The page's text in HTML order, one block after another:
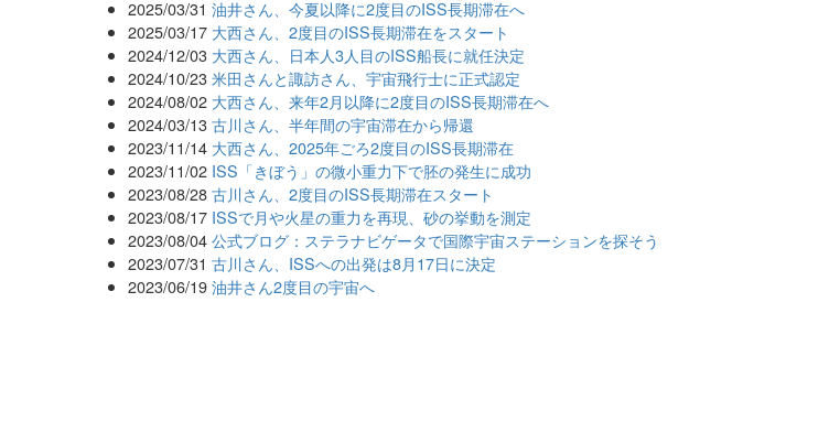
2025/03/31 油井さん、今夏以降に2度目のISS長期滞在へ
2025/03/17 大西さん、2度目のISS長期滞在をスタート
2024/12/03 大西さん、日本人3人目のISS船長に就任決定
2024/10/23 米田さんと諏訪さん、宇宙飛行士に正式認定
2024/08/02 大西さん、来年2月以降に2度目のISS長期滞在へ
2024/03/13 古川さん、半年間の宇宙滞在から帰還
2023/11/14 大西さん、2025年ごろ2度目のISS長期滞在
2023/11/02 ISS「きぼう」の微小重力下で胚の発生に成功
2023/08/28 古川さん、2度目のISS長期滞在スタート
2023/08/17 ISSで月や火星の重力を再現、砂の挙動を測定
2023/08/04 公式ブログ：ステラナビゲータで国際宇宙ステーションを探そう
2023/07/31 古川さん、ISSへの出発は8月17日に決定
2023/06/19 油井さん2度目の宇宙へ